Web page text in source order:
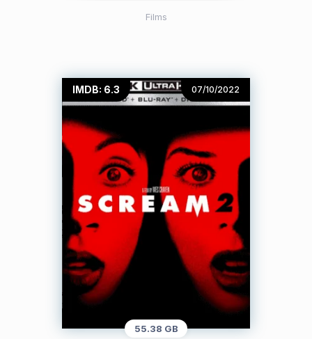
Films
IMDB: 6.3 07/10/2022
55.38 GB